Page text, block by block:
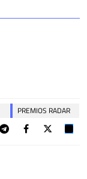
PREMIOS RADAR